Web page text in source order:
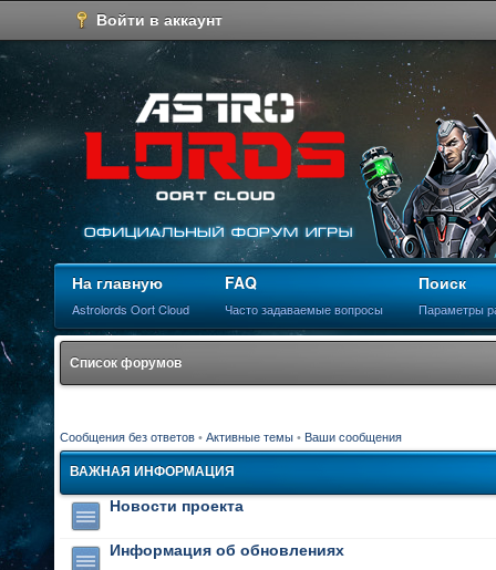
Войти в аккаунт
На главную
Astrolords Oort Cloud
FAQ
Часто задаваемые вопросы
Поиск
Параметры
Список форумов
Сообщения без ответов • Активные темы • Ваши сообщения
ВАЖНАЯ ИНФОРМАЦИЯ
Новости проекта
Информация об обновлениях